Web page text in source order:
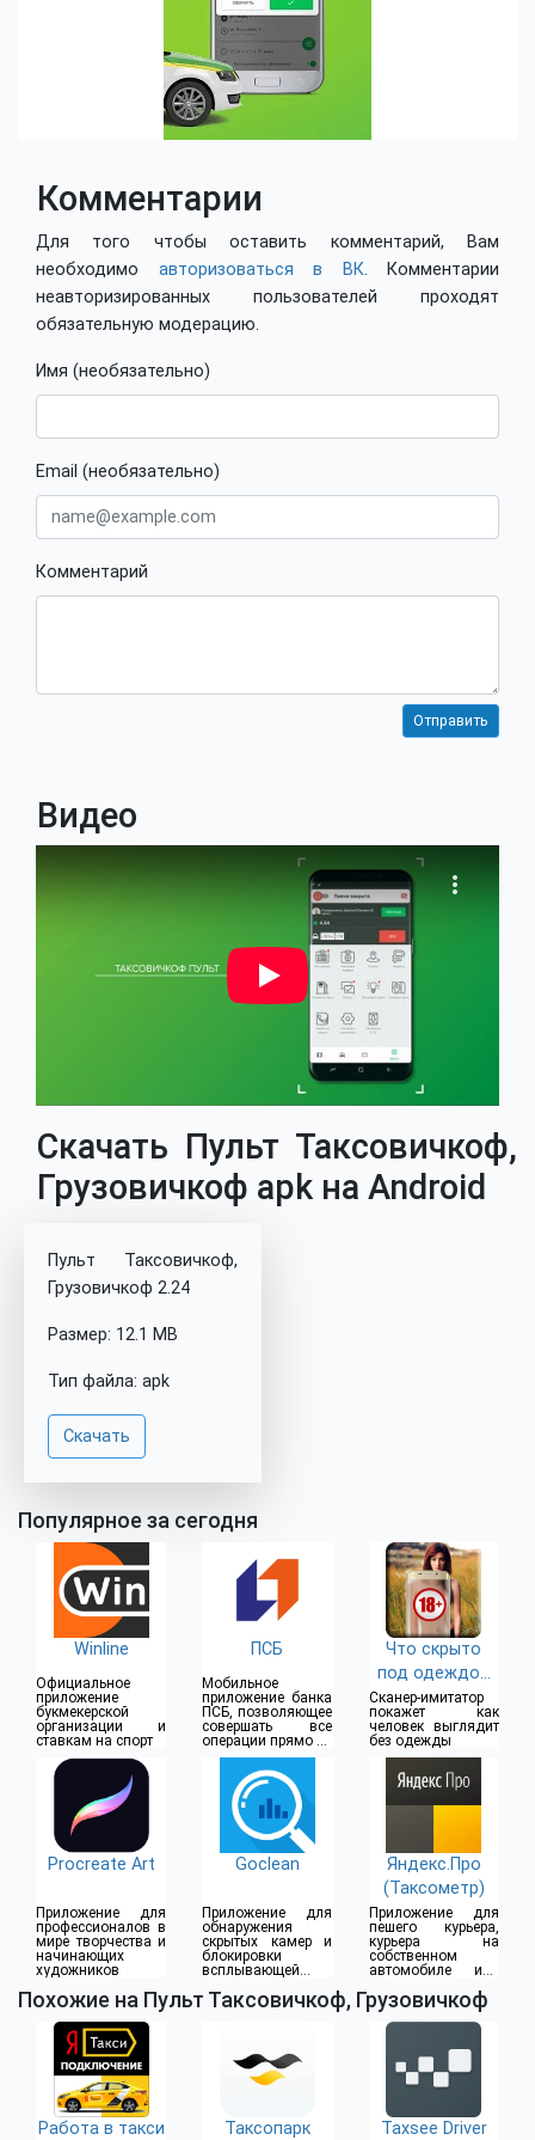
Комментарии
Для того чтобы оставить комментарий, Вам
необходимо авторизоваться в ВК. Комментарии
неавторизированных пользователей проходят
обязательную модерацию.
Имя (необязательно)
Email (необязательно)
Комментарий
Видео
Скачать Пульт Таксовичкоф,
Грузовичкоф apk на Android
Пульт Таксовичкоф,
Грузовичкоф 2.24
Размер: 12.1 MB
Тип файла: apk
Скачать
Популярное за сегодня
Winline
Официальное
приложение
букмекерской
организации и
ставкам на спорт
ПСБ
Мобильное
приложение банка
ПСБ, позволяющее
совершать все
операции прямо из
дома
Что скрыто
под одеждой
(18+)
Сканер-имитатор
покажет как
человек выглядит
без одежды
Procreate Art
Приложение для
профессионалов в
мире творчества и
начинающих
художников
Goclean
Приложение для
обнаружения
скрытых камер и
блокировки
всплывающей
Яндекс.Про
(Таксометр)
Приложение для
пешего курьера,
курьера на
собственном
автомобиле или
Похожие на Пульт Таксовичкоф, Грузовичкоф
Работа в такси
Таксопарк
Taxsee Driver